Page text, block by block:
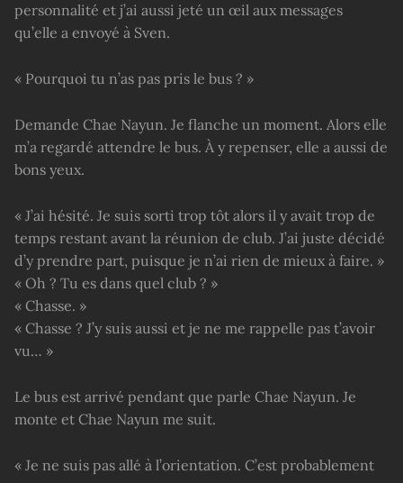
personnalité et j’ai aussi jeté un œil aux messages
qu’elle a envoyé à Sven.
« Pourquoi tu n’as pas pris le bus ? »
Demande Chae Nayun. Je flanche un moment. Alors elle
m’a regardé attendre le bus. À y repenser, elle a aussi de
bons yeux.
« J’ai hésité. Je suis sorti trop tôt alors il y avait trop de
temps restant avant la réunion de club. J’ai juste décidé
d’y prendre part, puisque je n’ai rien de mieux à faire. »
« Oh ? Tu es dans quel club ? »
« Chasse. »
« Chasse ? J’y suis aussi et je ne me rappelle pas t’avoir
vu… »
Le bus est arrivé pendant que parle Chae Nayun. Je
monte et Chae Nayun me suit.
« Je ne suis pas allé à l’orientation. C’est probablement